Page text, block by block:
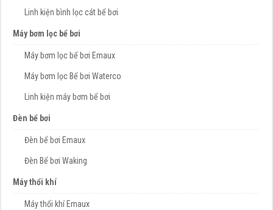
Linh kiện bình lọc cát bể bơi
Máy bơm lọc bể bơi
Máy bơm lọc bể bơi Emaux
Máy bơm lọc Bể bơi Waterco
Linh kiện máy bơm bể bơi
Đèn bể bơi
Đèn bể bơi Emaux
Đèn Bể bơi Waking
Máy thổi khí
Máy thổi khí Emaux